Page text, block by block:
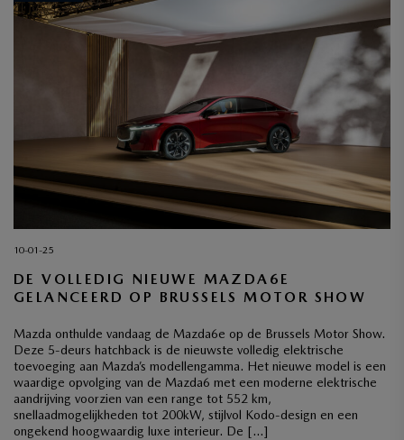
10-01-25
DE VOLLEDIG NIEUWE MAZDA6E
GELANCEERD OP BRUSSELS MOTOR SHOW
Mazda onthulde vandaag de Mazda6e op de Brussels Motor Show.
Deze 5-deurs hatchback is de nieuwste volledig elektrische
toevoeging aan Mazda’s modellengamma. Het nieuwe model is een
waardige opvolging van de Mazda6 met een moderne elektrische
aandrijving voorzien van een range tot 552 km,
snellaadmogelijkheden tot 200kW, stijlvol Kodo-design en een
ongekend hoogwaardig luxe interieur. De […]